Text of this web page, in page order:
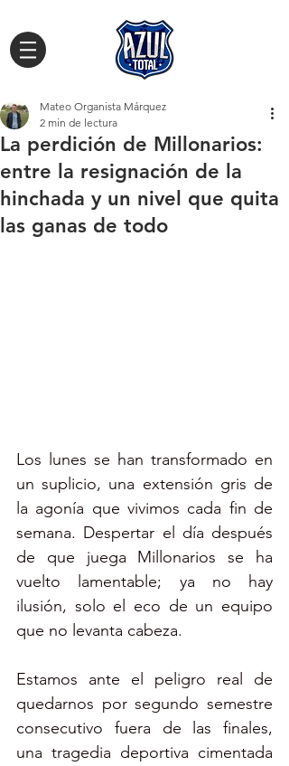
La perdición de Millonarios:
entre la resignación de la
hinchada y un nivel que quita
las ganas de todo
Mateo Organista Márquez
2 min de lectura
Los lunes se han transformado en
un suplicio, una extensión gris de
la agonía que vivimos cada fin de
semana. Despertar el día después
de que juega Millonarios se ha
vuelto lamentable; ya no hay
ilusión, solo el eco de un equipo
que no levanta cabeza.
Estamos ante el peligro real de
quedarnos por segundo semestre
consecutivo fuera de las finales,
una tragedia deportiva cimentada